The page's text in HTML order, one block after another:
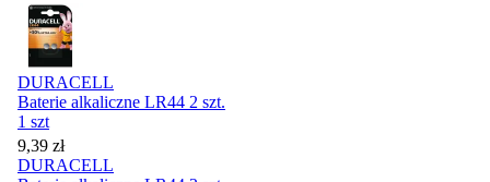
DURACELL
Baterie alkaliczne LR44 2 szt.
1 szt
Cena
9,39 zł
DURACELL